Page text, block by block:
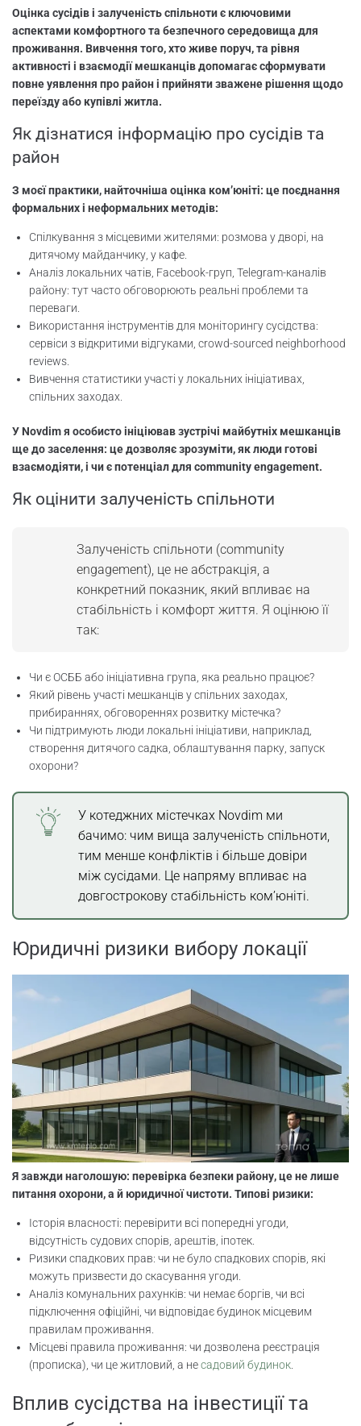
Оцінка сусідів і залученість спільноти є ключовими
аспектами комфортного та безпечного середовища для
проживання. Вивчення того, хто живе поруч, та рівня
активності і взаємодії мешканців допомагає сформувати
повне уявлення про район і прийняти зважене рішення щодо
переїзду або купівлі житла.
Як дізнатися інформацію про сусідів та
район
З моєї практики, найточніша оцінка ком’юніті: це поєднання
формальних і неформальних методів:
Спілкування з місцевими жителями: розмова у дворі, на
дитячому майданчику, у кафе.
Аналіз локальних чатів, Facebook-груп, Telegram-каналів
району: тут часто обговорюють реальні проблеми та
переваги.
Використання інструментів для моніторингу сусідства:
сервіси з відкритими відгуками, crowd-sourced neighborhood
reviews.
Вивчення статистики участі у локальних ініціативах,
спільних заходах.
У Novdim я особисто ініціював зустрічі майбутніх мешканців
ще до заселення: це дозволяє зрозуміти, як люди готові
взаємодіяти, і чи є потенціал для community engagement.
Як оцінити залученість спільноти
Залученість спільноти (community
engagement), це не абстракція, а
конкретний показник, який впливає на
стабільність і комфорт життя. Я оцінюю її
так:
Чи є ОСББ або ініціативна група, яка реально працює?
Який рівень участі мешканців у спільних заходах,
прибираннях, обговореннях розвитку містечка?
Чи підтримують люди локальні ініціативи, наприклад,
створення дитячого садка, облаштування парку, запуск
охорони?
У котеджних містечках Novdim ми
бачимо: чим вища залученість спільноти,
тим менше конфліктів і більше довіри
між сусідами. Це напряму впливає на
довгострокову стабільність ком’юніті.
Юридичні ризики вибору локації
Я завжди наголошую: перевірка безпеки району, це не лише
питання охорони, а й юридичної чистоти. Типові ризики:
Історія власності: перевірити всі попередні угоди,
відсутність судових спорів, арештів, іпотек.
Ризики спадкових прав: чи не було спадкових спорів, які
можуть призвести до скасування угоди.
Аналіз комунальних рахунків: чи немає боргів, чи всі
підключення офіційні, чи відповідає будинок місцевим
правилам проживання.
Місцеві правила проживання: чи дозволена реєстрація
(прописка), чи це житловий, а несадовий будинок
Вплив сусідства на інвестиції та